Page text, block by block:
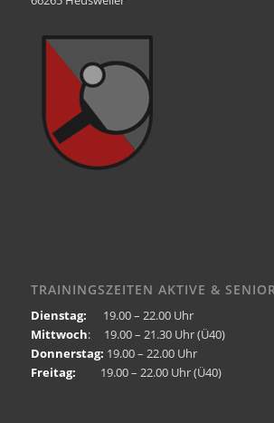
TRAININGSZEITEN AKTIVE &
Dienstag: 19.00 – 22.00 Uhr
Mittwoch: 19.00 – 21.30 Uhr (Ü40)
Donnerstag: 19.00 – 22.00 Uhr
Freitag: 19.00 – 22.00 Uhr (Ü40)